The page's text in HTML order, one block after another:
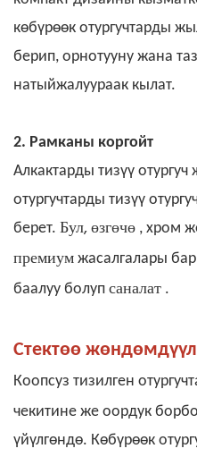
көбүрөөк отургучтарды
берип, орнотууну жана
натыйжалуураак кылат.
2. Рамканы коргойт
Алкактарды тизүү
отургучтарды тизүү
берет. Бул, өзгөчө , хром
премиум жасалгалары
баалуу болуп саналат .
Стектөө
Коопсуз тизилген
чекитине же оордук
үйүлгөндө. Көбүрөөк